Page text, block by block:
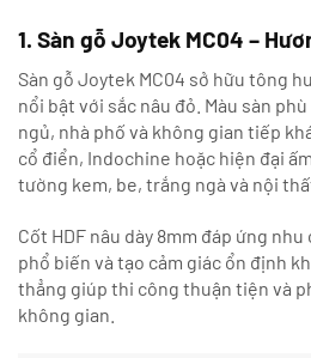
1. Sàn gỗ Joytek MC04 –
Sàn gỗ Joytek MC04 sở hữu tông
nổi bật với sắc nâu đỏ. Màu sàn
ngủ, nhà phố và không gian tiếp
cổ điển, Indochine hoặc hiện đại
tường kem, be, trắng ngà và nội
Cốt HDF nâu dày 8mm đáp ứng
phổ biến và tạo cảm giác ổn định
thẳng giúp thi công thuận tiện và
không gian.